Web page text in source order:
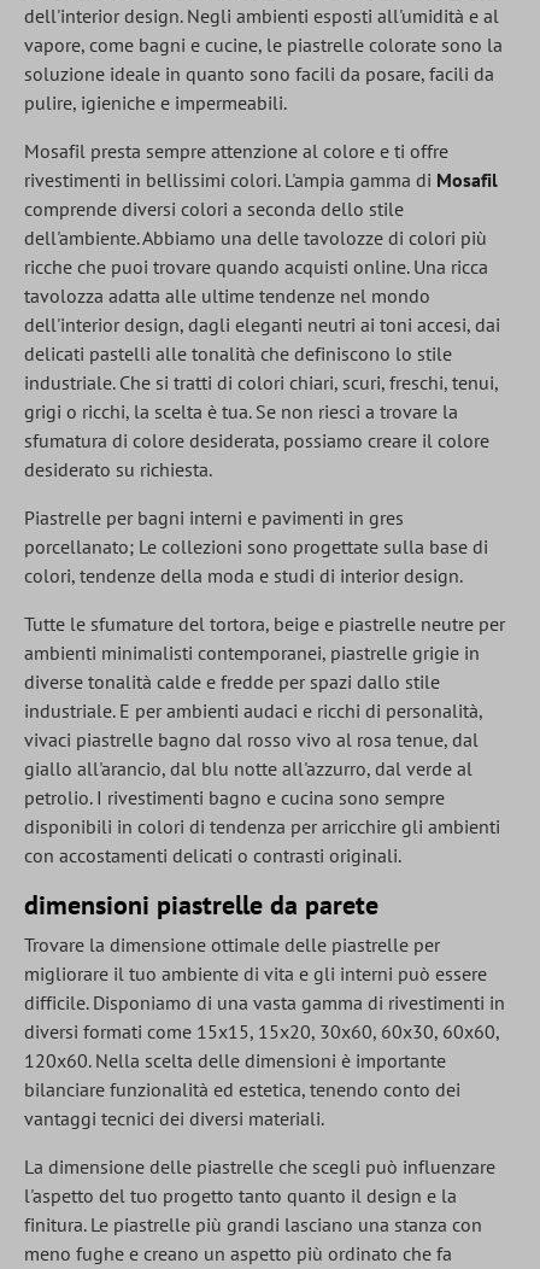
dell'interior design. Negli ambienti esposti all'umidità e al
vapore, come bagni e cucine, le piastrelle colorate sono la
soluzione ideale in quanto sono facili da posare, facili da
pulire, igieniche e impermeabili.
Mosafil presta sempre attenzione al colore e ti offre
rivestimenti in bellissimi colori. L'ampia gamma di Mosafil
comprende diversi colori a seconda dello stile
dell'ambiente. Abbiamo una delle tavolozze di colori più
ricche che puoi trovare quando acquisti online. Una ricca
tavolozza adatta alle ultime tendenze nel mondo
dell'interior design, dagli eleganti neutri ai toni accesi, dai
delicati pastelli alle tonalità che definiscono lo stile
industriale. Che si tratti di colori chiari, scuri, freschi, tenui,
grigi o ricchi, la scelta è tua. Se non riesci a trovare la
sfumatura di colore desiderata, possiamo creare il colore
desiderato su richiesta.
Piastrelle per bagni interni e pavimenti in gres
porcellanato; Le collezioni sono progettate sulla base di
colori, tendenze della moda e studi di interior design.
Tutte le sfumature del tortora, beige e piastrelle neutre per
ambienti minimalisti contemporanei, piastrelle grigie in
diverse tonalità calde e fredde per spazi dallo stile
industriale. E per ambienti audaci e ricchi di personalità,
vivaci piastrelle bagno dal rosso vivo al rosa tenue, dal
giallo all'arancio, dal blu notte all'azzurro, dal verde al
petrolio. I rivestimenti bagno e cucina sono sempre
disponibili in colori di tendenza per arricchire gli ambienti
con accostamenti delicati o contrasti originali.
dimensioni piastrelle da parete
Trovare la dimensione ottimale delle piastrelle per
migliorare il tuo ambiente di vita e gli interni può essere
difficile. Disponiamo di una vasta gamma di rivestimenti in
diversi formati come 15x15, 15x20, 30x60, 60x30, 60x60,
120x60. Nella scelta delle dimensioni è importante
bilanciare funzionalità ed estetica, tenendo conto dei
vantaggi tecnici dei diversi materiali.
La dimensione delle piastrelle che scegli può influenzare
l'aspetto del tuo progetto tanto quanto il design e la
finitura. Le piastrelle più grandi lasciano una stanza con
meno fughe e creano un aspetto più ordinato che fa